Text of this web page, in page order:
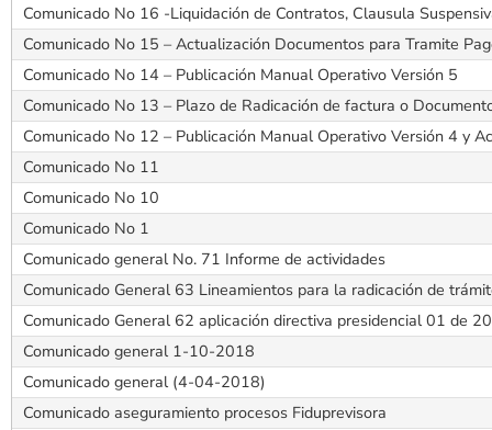
Comunicado No 16 -Liquidación de Contratos, Clausula
Comunicado No 15 – Actualización Documentos para Tramite
Comunicado No 14 – Publicación Manual Operativo Versión 5
Comunicado No 13 – Plazo de Radicación de factura o
Comunicado No 12 – Publicación Manual Operativo Versión 4 y
Comunicado No 11
Comunicado No 10
Comunicado No 1
Comunicado general No. 71 Informe de actividades
Comunicado General 63 Lineamientos para la radicación de
Comunicado General 62 aplicación directiva presidencial 01 de
Comunicado general 1-10-2018
Comunicado general (4-04-2018)
Comunicado aseguramiento procesos Fiduprevisora